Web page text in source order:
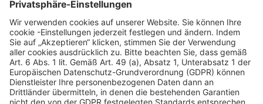
Hilfreiche Links
Online einkaufen & buchen